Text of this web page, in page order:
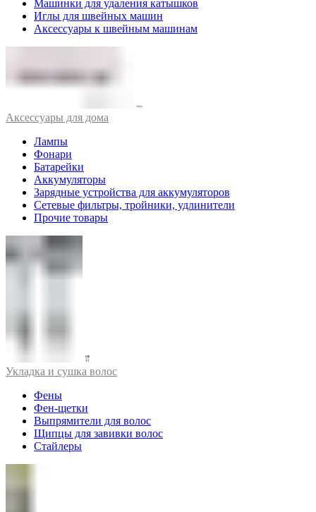
Машинки для удаления катышков
Иглы для швейных машин
Аксессуары к швейным машинам
Аксессуары для дома
Лампы
Фонари
Батарейки
Аккумуляторы
Зарядные устройства для аккумуляторов
Сетевые фильтры, тройники, удлинители
Прочие товары
Укладка и сушка волос
Фены
Фен-щетки
Выпрямители для волос
Щипцы для завивки волос
Стайлеры